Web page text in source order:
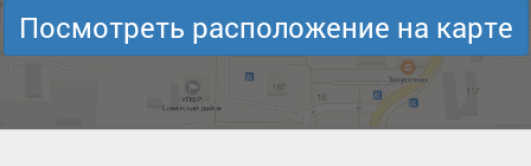
Посмотреть расположение на карте